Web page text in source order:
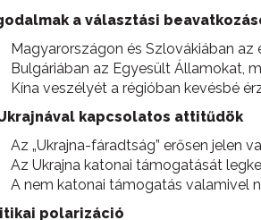
a választási
Magyarországon és Szlovákiában
Bulgáriában az Egyesült Államokat,
Kína veszélyét a régióban kevésbé
kapcsolatos attitűdök
Az „Ukrajna-fáradtság” erősen jelen
Az Ukrajna katonai támogatását
A nem katonai támogatás valamivel
polarizáció